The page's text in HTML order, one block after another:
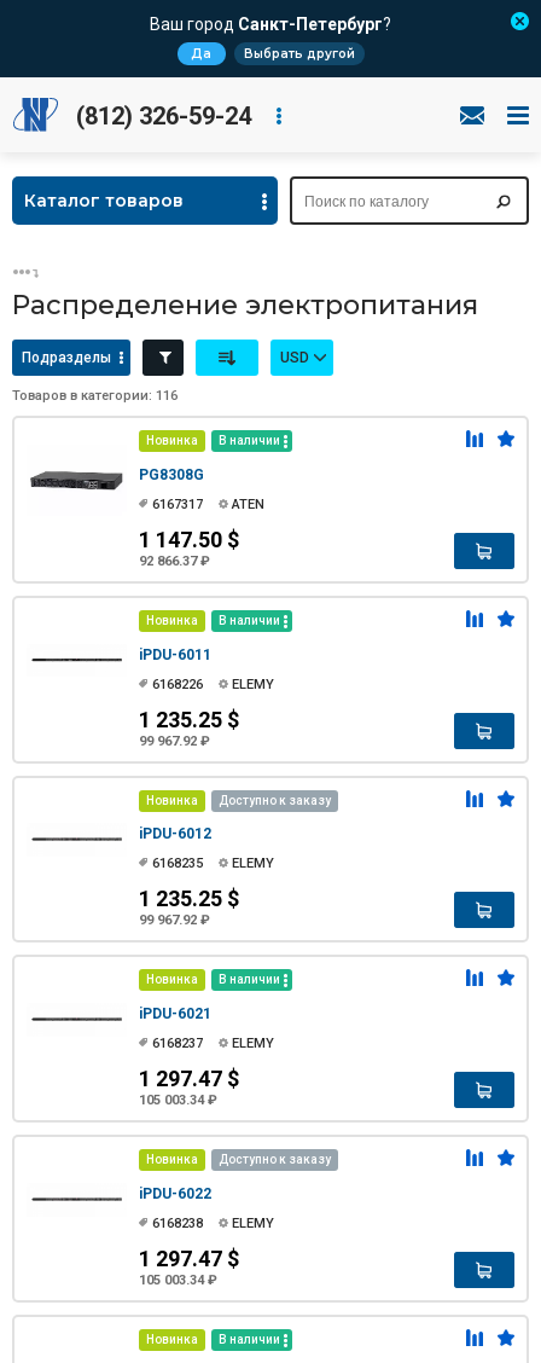
Ваш город Санкт-Петербург?
Да Выбрать другой
(812) 326-59-24
Каталог товаров
Распределение электропитания
Подразделы USD
Товаров в категории: 116
Новинка В наличии
PG8308G
6167317 ATEN
1 147.50 $
92 866.37 ₽
Новинка В наличии
iPDU-6011
6168226 ELEMY
1 235.25 $
99 967.92 ₽
Новинка Доступно к заказу
iPDU-6012
6168235 ELEMY
1 235.25 $
99 967.92 ₽
Новинка В наличии
iPDU-6021
6168237 ELEMY
1 297.47 $
105 003.34 ₽
Новинка Доступно к заказу
iPDU-6022
6168238 ELEMY
1 297.47 $
105 003.34 ₽
Новинка В наличии